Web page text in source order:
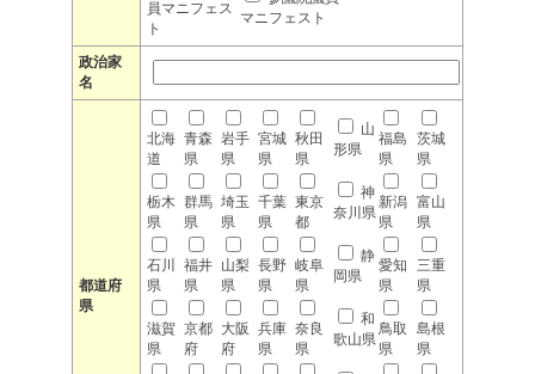
員マニフェス
ト
マニフェスト
政治家
名
都道府
県
北海
道
青森
県
岩手
県
宮城
県
秋田
県
山
形県
福島
県
茨城
県
栃木
県
群馬
県
埼玉
県
千葉
県
東京
都
神
奈川県
新潟
県
富山
県
石川
県
福井
県
山梨
県
長野
県
岐阜
県
静
岡県
愛知
県
三重
県
滋賀
県
京都
府
大阪
府
兵庫
県
奈良
県
和
歌山県
鳥取
県
島根
県